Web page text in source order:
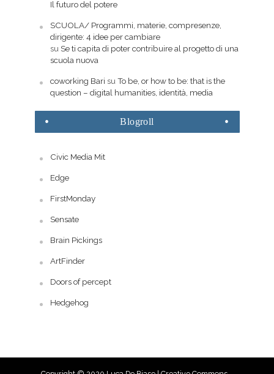
Il futuro del potere
SCUOLA/ Programmi, materie, compresenze,
dirigente: 4 idee per cambiare
su Se ti capita di poter contribuire al progetto di una
scuola nuova
coworking Bari suTo be, or how to be: that is the
question – digital humanities, identità, media
Blogroll
Civic Media Mit
Edge
FirstMonday
Sensate
Brain Pickings
ArtFinder
Doors of percept
Hedgehog